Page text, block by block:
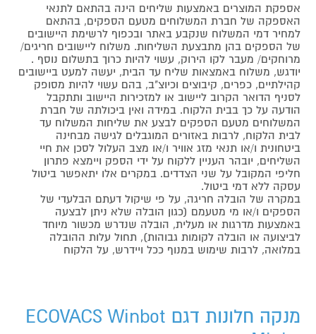
אספקת המוצרים באמצעות שליחים הינה בהתאם לתנאי
האספקה של חברת המשלוחים מטעם הספקים, בהתאם
למחיר דמי המשלוח שנקבע באתר ובכפוף לרשימת היישובים
של הספקים בהן מתבצעת השליחות. משלוח ליישובים חריגים/
מרוחקים/ מעבר לקו הירוק, עשוי להיות כרוך בתשלום נוסף .
יודגש, משלוח באמצאות שליח עד הבית, יעשה למעט ביישובים
קהילתיים, כפרים, קיבוצים וכיוצ"ב, בהם עשוי להיות מסופק
לסניף הדואר הקרוב ליישוב או למזכירות היישוב ותתקבל
הודעה על כך בבית הלקוח. במידה ואין ביכולתה של חברת
המשלוחים מטעם הספקים לבצע את שליחות המשלוח עד
לבית הלקוח, לרבות באזורים המוגבלים לגישה מבחינה
ביטחונית ו/או תנאי מזג אוויר ו/או מצב העלול לסכן את חיי
השליחים, יובהר העניין ללקוח על ידי הספק ויימצא פתרון
חליפי המקובל על שני הצדדים. במקרים אלו יתאפשר ביטול
עסקה ללא דמי ביטול.
במקרה של הובלה חריגה, על פי שיקול דעתם הבלעדי של
הספקים ו/או מי מטעמם (כגון הובלה שלא ניתן לבצעה
באמצעות מדרגות או מעלית, הובלה שנדרש מכשור מיוחד
לביצועה או הובלה לקומות גבוהות), תחול עלות ההובלה
במלואה, לרבות שימוש במנוף ככל ויידרש, על הלקוח
מנקה חלונות דגם ECOVACS Winbot